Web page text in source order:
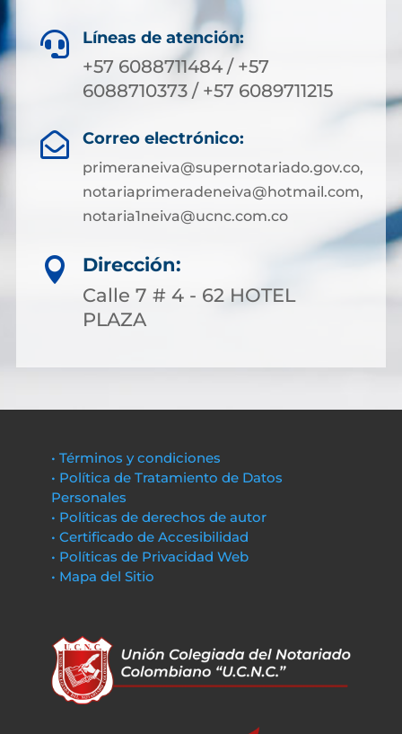
 Líneas de atención:
+57 6088711484 / +57
6088710373 / +57 6089711215
 Correo electrónico:
primeraneiva@supernotariado.gov.co,
notariaprimeradeneiva@hotmail.com,
notaria1neiva@ucnc.com.co

Dirección:
Calle 7 # 4 - 62 HOTEL
PLAZA
• Términos y condiciones
• Política de Tratamiento de Datos
Personales
• Políticas de derechos de autor
• Certificado de Accesibilidad
• Políticas de Privacidad Web
• Mapa del Sitio